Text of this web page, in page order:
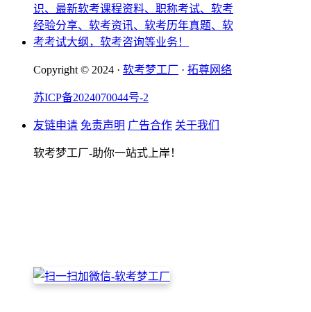
Copyright © 2024 · 软考梦工厂 · 拓尊网络
苏ICP备2024070044号-2
友链申请 免责声明 广告合作 关于我们
软考梦工厂-助你一站式上岸！